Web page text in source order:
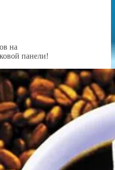
на
панели!